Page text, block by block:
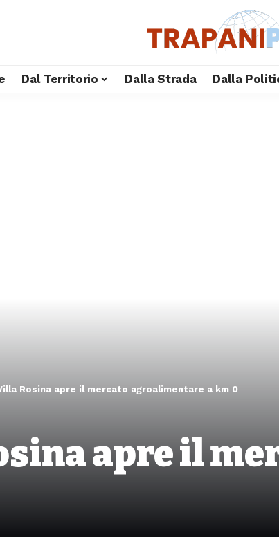
Dal Territorio Dalla Strada Dalla
Rosina apre il mercato agroalimentare a km 0
apre il